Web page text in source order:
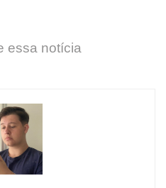
essa notícia